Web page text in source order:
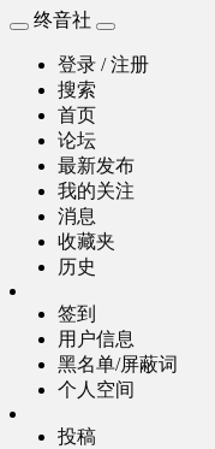
终音社
登录 / 注册
搜索
首页
论坛
最新发布
我的关注
消息
收藏夹
历史
签到
用户信息
黑名单/屏蔽词
个人空间
投稿